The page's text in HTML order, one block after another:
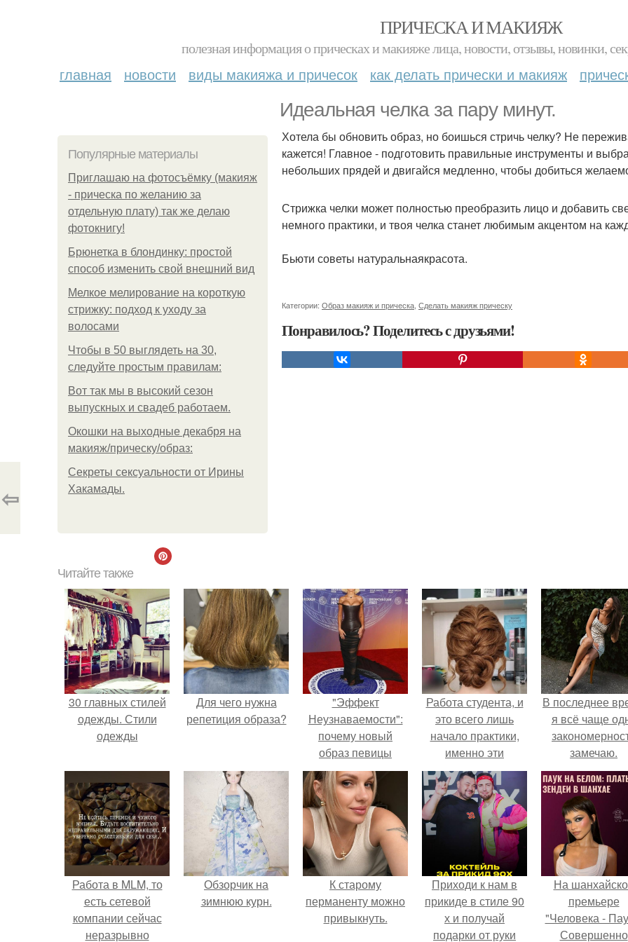
ПРИЧЕСКА И МАКИЯЖ
полезная информация о прическах и макияже лица, новости, отзывы, новинки,
главная новости виды макияжа и причесок как делать прически и макияж
Идеальная челка за пару минут.
Популярные материалы
Приглашаю на фотосъёмку (макияж
- прическа по желанию за
отдельную плату) так же делаю
фотокнигу!
Брюнетка в блондинку: простой
способ изменить свой внешний вид
Мелкое мелирование на короткую
стрижку: подход к уходу за
волосами
Чтобы в 50 выглядеть на 30,
следуйте простым правилам:
Вот так мы в высокий сезон
выпускных и свадеб работаем.
Окошки на выходные декабря на
макияж/прическу/образ:
Секреты сексуальности от Ирины
Хакамады.
Хотела бы обновить образ, но боишься стричь челку? Не
кажется! Главное - подготовить правильные инструменты и
небольших прядей и двигайся медленно, чтобы добиться
Стрижка челки может полностью преобразить лицо и добавить
немного практики, и твоя челка станет любимым акцентом на
Бьюти советы натуральнаякрасота.
Категории: Образ макияж и прическа Сделать макияж прическу
Понравилось? Поделитесь с друзьями!
⇦
Читайте также
30 главных стилей
одежды. Стили
одежды
Для чего нужна
репетиция образа?
"Эффект
Неузнаваемости":
почему новый
образ певицы
вызвал споры о
гранях
возможного?
Работа студента, и
это всего лишь
начало практики,
именно эти
прически вообще
первый раз
сделала.
В последнее
я всё чаще
замечаю.
Работа в MLM, то
есть сетевой
компании сейчас
неразрывно
Обзорчик на
зимнюю курн.
К старому
перманенту можно
привыкнуть.
Приходи к нам в
прикиде в стиле 90
х и получай
подарки от руки
На
премьере
"Человека -
Совершенно